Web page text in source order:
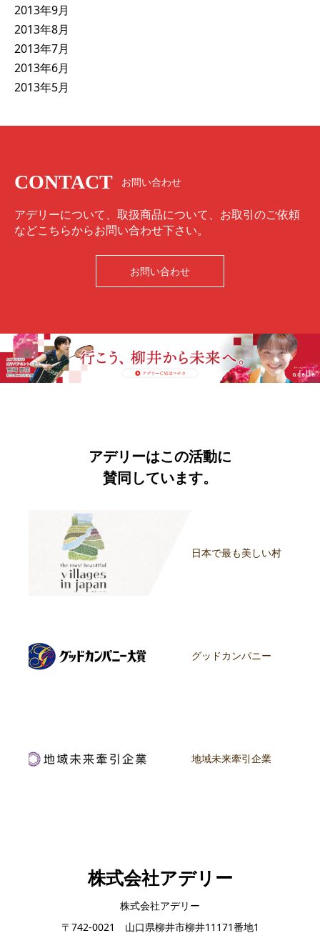
2013年9月
2013年8月
2013年7月
2013年6月
2013年5月
CONTACT お問い合わせ
アデリーについて、取扱商品について、お取引のご依頼
などこちらからお問い合わせ下さい。
お問い合わせ
アデリーはこの活動に
賛同しています。
日本で最も美しい村
グッドカンパニー
地域未来牽引企業
株式会社アデリー
株式会社アデリー
〒742-0021 山口県柳井市柳井11171番地1